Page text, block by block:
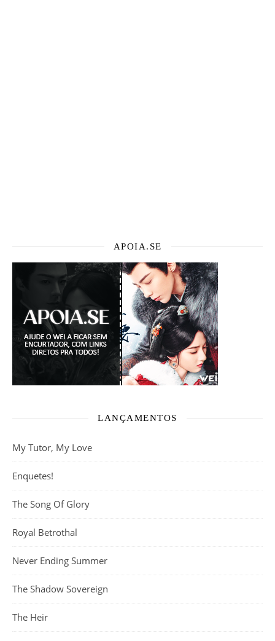
APOIA.SE
LANÇAMENTOS
My Tutor, My Love
Enquetes!
The Song Of Glory
Royal Betrothal
Never Ending Summer
The Shadow Sovereign
The Heir